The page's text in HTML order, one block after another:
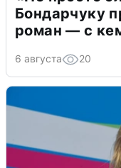
Бондарчуку
роман — с
6 августа 20